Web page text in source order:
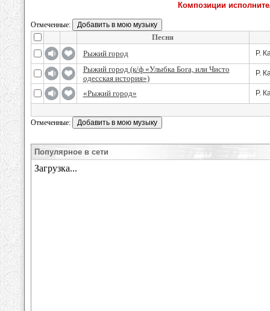
Композиции
Отмеченные:
Песня
Рыжий город
Р.
Рыжий город (к/ф «Улыбка Бога, или Чисто
одесская история»)
Р.
«Рыжий город» Р.
Отмеченные:
Популярное в сети